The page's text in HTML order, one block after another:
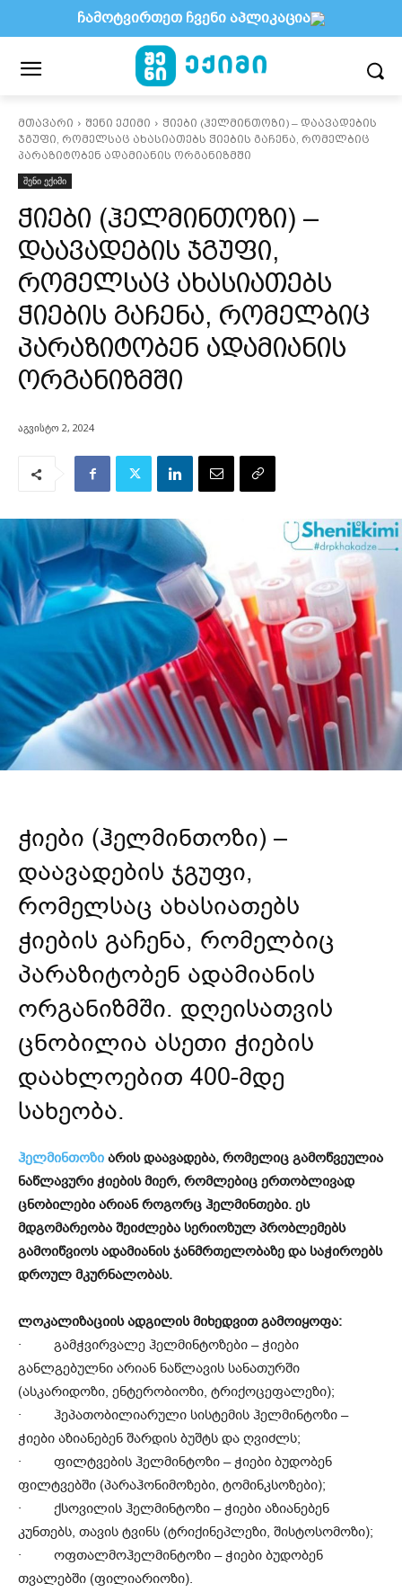
მთავარი შენი ექიმი
ჭიები (ჰელმინთოზი) – დაავადების
ჯგუფი, რომელსაც ახასიათებს ჭიების გაჩენა, რომელბიც
პარაზიტობენ ადამიანის ორგანიზმში
შენი ექიმი
ჭიები (ჰელმინთოზი) –
დაავადების ჯგუფი,
რომელსაც ახასიათებს
ჭიების გაჩენა, რომელბიც
პარაზიტობენ ადამიანის
ორგანიზმში
აგვისტო 2, 2024
ჭიები (ჰელმინთოზი) –
დაავადების ჯგუფი,
რომელსაც ახასიათებს
ჭიების გაჩენა, რომელბიც
პარაზიტობენ ადამიანის
ორგანიზმში. დღეისათვის
ცნობილია ასეთი ჭიების
დაახლოებით 400-მდე
სახეობა.
ჰელმინთოზი არის დაავადება, რომელიც გამოწვეულია
ნაწლავური ჭიების მიერ, რომლებიც ერთობლივად
ცნობილები არიან როგორც ჰელმინთები. ეს
მდგომარეობა შეიძლება სერიოზულ პრობლემებს
გამოიწვიოს ადამიანის ჯანმრთელობაზე და საჭიროებს
დროულ მკურნალობას.
ლოკალიზაციის ადგილის მიხედვით გამოიყოფა:
· გამჭვირვალე ჰელმინტოზები – ჭიები
განლგებულნი არიან ნაწლავის სანათურში
(ასკარიდოზი, ენტერობიოზი, ტრიქოცეფალეზი);
· ჰეპათობილიარული სისტემის ჰელმინტოზი –
ჭიები აზიანებენ შარდის ბუშტს და ღვიძლს;
· ფილტვების ჰელმინტოზი – ჭიები ბუდობენ
ფილტვებში (პარაჰონიმოზები, ტომინკსოზები);
· ქსოვილის ჰელმინტოზი – ჭიები აზიანებენ
კუნთებს, თავის ტვინს (ტრიქინეპლეზი, შისტოსომოზი);
· ოფთალმოჰელმინტოზი – ჭიები ბუდობენ
თვალებში (ფილიარიოზი).
ჩამოტვირთეთ ჩვენი აპლიკაცია